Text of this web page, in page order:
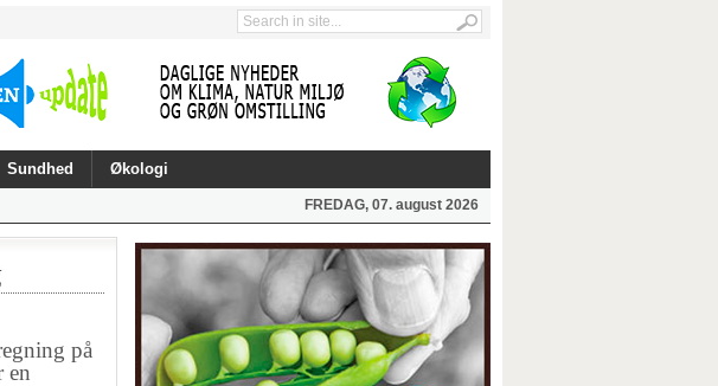
Sundhed Økologi
FREDAG, 07. august 2026
på
en